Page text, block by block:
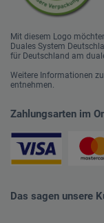
Mit diesem Logo
Duales System
für Deutschland am
Weitere Informationen
entnehmen.
Zahlungsarten im
Das sagen unsere